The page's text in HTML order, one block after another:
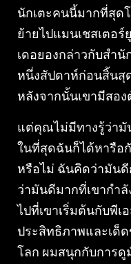
นักเตะคนนี้มากที่สุด
ย้ายไปแมนเชสเตอร์
เดอยองกล่าวกับสํา
หนึ่งสัปดาห์ก่อนสิ้นสุ
หลังจากนั้นเขามีสอง
แต่คุณไม่มีทางรู้ว่ามัน
ในที่สุดฉันก็ได้หารือ
หรือไม่ ฉันคิดว่ามันดี
ว่ามันดีมากที่เขากํา
ไปที่เขาเริ่มต้นกับพีเ
ประสิทธิภาพและเด็
โลก ผมสนุกกับการดู